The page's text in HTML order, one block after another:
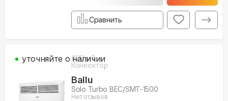
Сравнить
#20м3
Конвектор
Ballu
Solo Turbo BEC/SMT-1500
Нет отзывов
уточняйте о наличии